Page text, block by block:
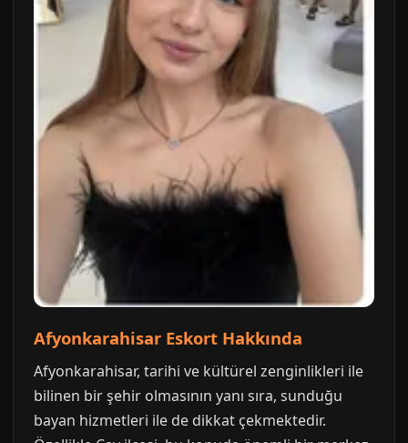
Afyonkarahisar Eskort Hakkında
Afyonkarahisar, tarihi ve kültürel zenginlikleri ile
bilinen bir şehir olmasının yanı sıra, sunduğu
bayan hizmetleri ile de dikkat çekmektedir.